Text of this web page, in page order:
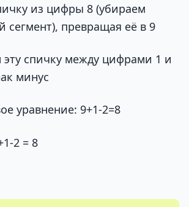
из цифры 8 (убираем
превращая её в 9
эту спичку между цифрами 1 и
минус
уравнение: 9+1-2=8
2 = 8